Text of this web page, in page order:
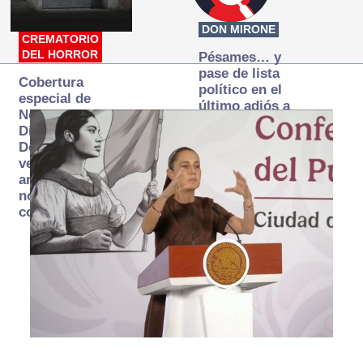
Ciudad
noticias,
hacemos periodismo
CREMATORIO
DEL HORROR
Cobertura
especial de
Norte
Digital:
Donde la
verdad
arde… pero
no se
consume
DON MIRONE
Pésames… y
pase de lista
político en el
último adiós a
Papá Grande